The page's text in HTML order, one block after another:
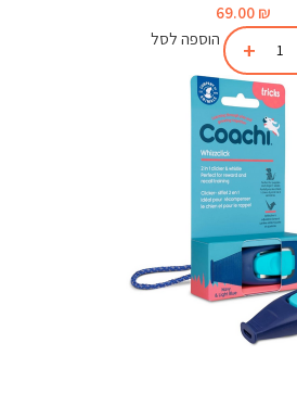
69.00 ₪
הוספה לסל